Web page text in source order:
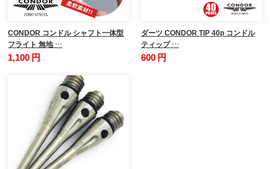
CONDOR コンドル シャフト一体型
フライト 無地 …
1,100 円
ダーツ CONDOR TIP 40p コンドル
ティップ …
600 円